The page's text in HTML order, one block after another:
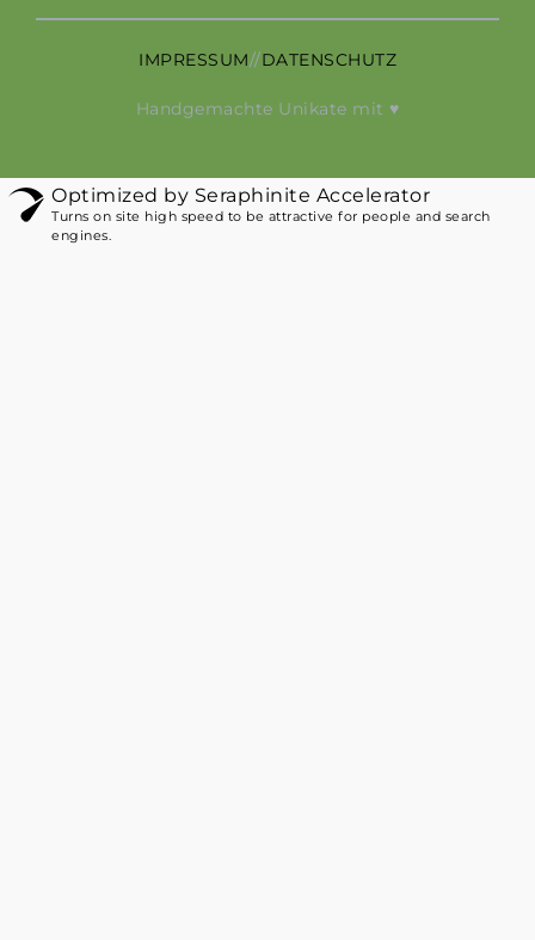
IMPRESSUM//DATENSCHUTZ
Handgemachte Unikate mit ♥
Optimized by Seraphinite Accelerator
Turns on site high speed to be attractive for people and search
engines.